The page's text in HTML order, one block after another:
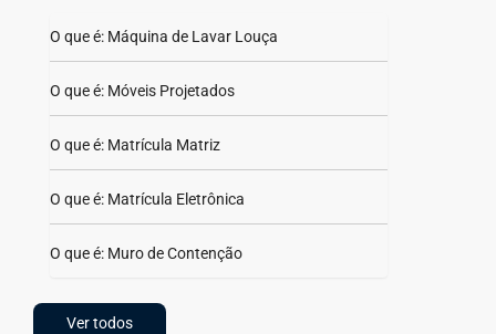
O que é: Máquina de Lavar Louça
O que é: Móveis Projetados
O que é: Matrícula Matriz
O que é: Matrícula Eletrônica
O que é: Muro de Contenção
Ver todos